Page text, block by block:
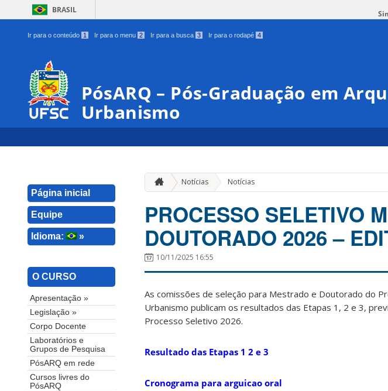
BRASIL
Ir para o conteúdo 1 Ir para o menu 2 Ir para a busca 3 Ir para o rodapé 4
PósARQ – Pós-Graduação em
Urbanismo
Página inicial
Equipe
Idioma: »
O CURSO
Apresentação »
Legislação »
Corpo Docente
Laboratórios e
Grupos de Pesquisa
PósARQ em rede
Cursos livres do
PósARQ
Notícias Notícias
PROCESSO SELETIVO
DOUTORADO 2026 –
10/11/2025 16:55
As comissões de seleção para Mestrado e Doutorado do
Urbanismo publicam os resultados das Etapas 1, 2 e 3,
Processo Seletivo 2026.
Resultado das Etapas 1 2 e 3
Cronograma para arguicao oral